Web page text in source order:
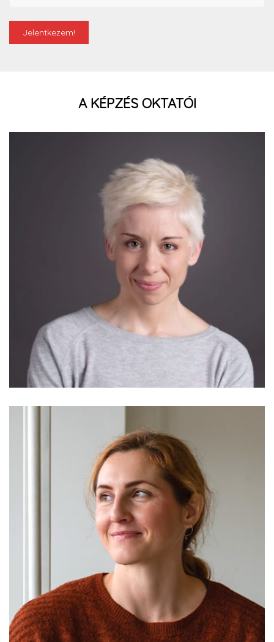
Jelentkezem!
A KÉPZÉS OKTATÓI
Pápa Gyöngyvér
Nagygyörgy Emese